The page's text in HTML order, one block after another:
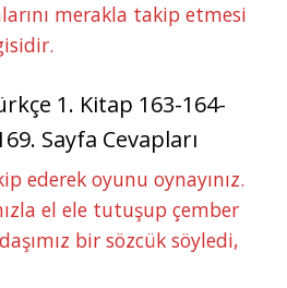
merakla takip etmesi
1. Kitap 163-164-
Sayfa Cevapları
ederek oyunu oynayınız.
el ele tutuşup çember
bir sözcük söyledi,